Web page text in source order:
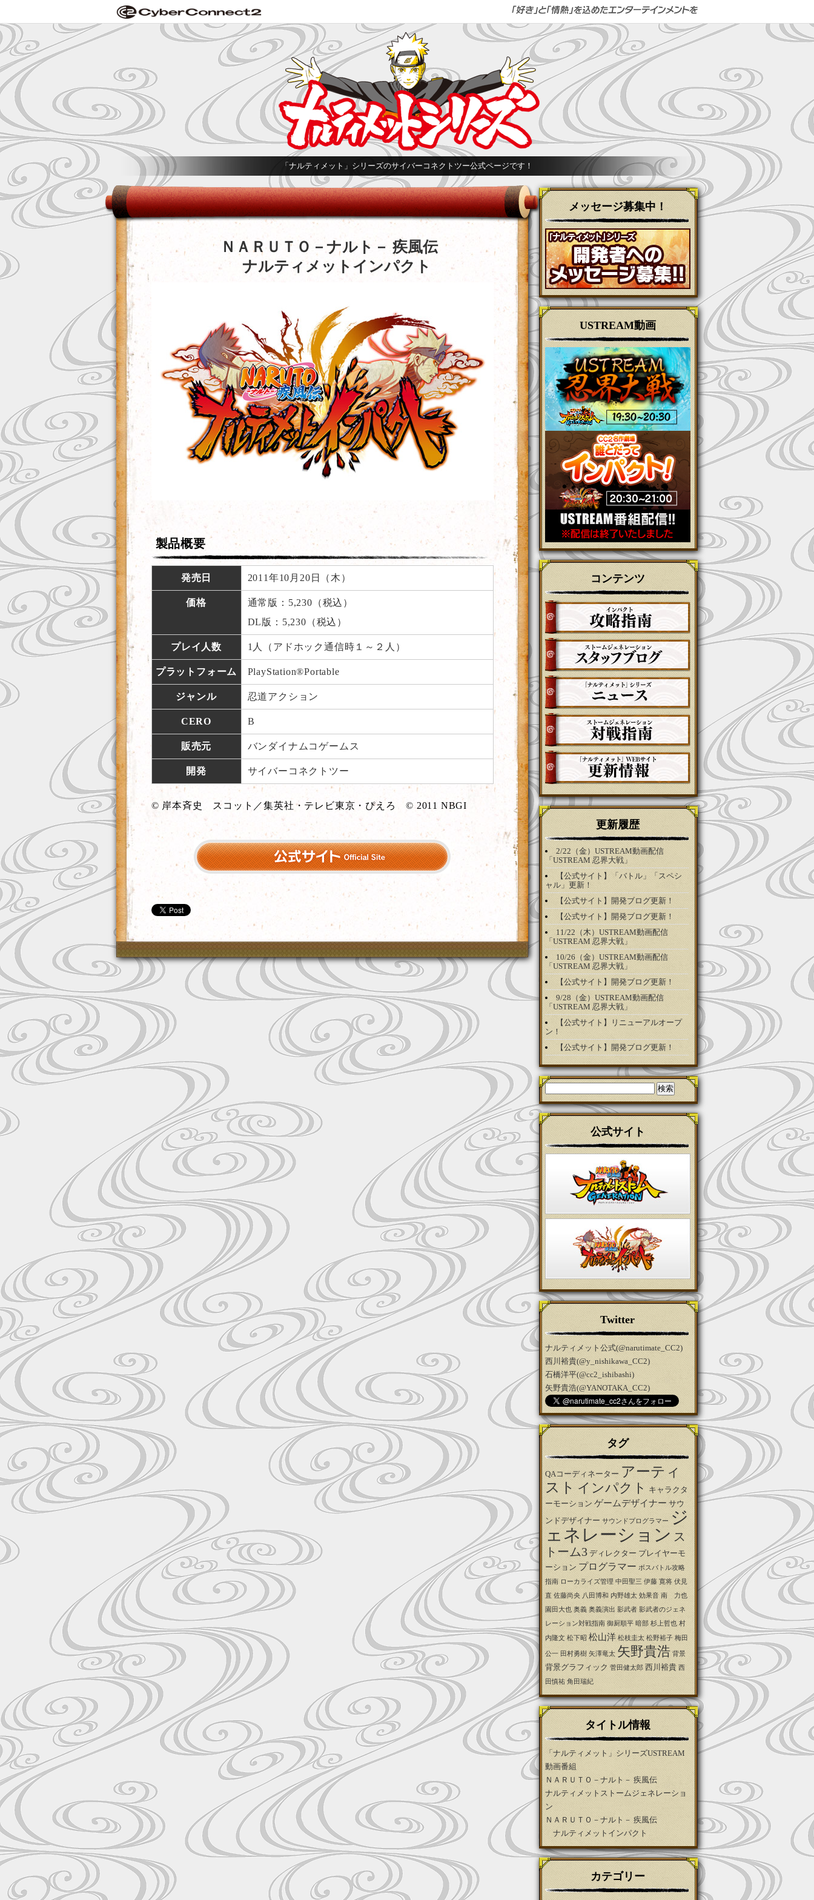
「ナルティメット」シリーズのサイバーコネクトツー公式ページです！
ＮＡＲＵＴＯ－ナルト－ 疾風伝
ナルティメットインパクト
製品概要
発売日 2011年10月20日（木）
価格
通常版：5,230（税込）
DL版：5,230（税込）
プレイ人数 1人（アドホック通信時１～２人）
プラットフォーム PlayStation®Portable
ジャンル 忍道アクション
CERO B
販売元 バンダイナムコゲームス
開発 サイバーコネクトツー
© 岸本斉史 スコット／集英社・テレビ東京・ぴえろ © 2011 NBGI
メッセージ募集中！
USTREAM動画
コンテンツ
更新履歴
2/22（金）USTREAM動画配信
「USTREAM 忍界大戦」
【公式サイト】「バトル」「スペシ
ャル」更新！
【公式サイト】開発ブログ更新！
【公式サイト】開発ブログ更新！
11/22（木）USTREAM動画配信
「USTREAM 忍界大戦」
10/26（金）USTREAM動画配信
「USTREAM 忍界大戦」
【公式サイト】開発ブログ更新！
9/28（金）USTREAM動画配信
「USTREAM 忍界大戦」
【公式サイト】リニューアルオープ
ン！
【公式サイト】開発ブログ更新！
検
索:
公式サイト
Twitter
ナルティメット公式(@narutimate_CC2)
西川裕貴(@y_nishikawa_CC2)
石橋洋平(@cc2_ishibashi)
矢野貴浩(@YANOTAKA_CC2)
タグ
QAコーディネーター アーティ
ストインパクト キャラクタ
ーモーション ゲームデザイナー サウ
ンドデザイナー サウンドプログラマー ジ
ェネレーションス
トーム3 ディレクター プレイヤーモ
ーション プログラマー ボスバトル攻略
指南 ローカライズ管理 中田聖三 伊藤 寛将 伏見
直 佐藤尚央 八田博和 内野雄太 効果音 南 力也
園田大也 奥義 奥義演出 影武者 影武者のジェネ
レーション対戦指南 御厨順平 暗部 杉上哲也 村
内隆文 松下昭 松山洋 松枝圭太 松野裕子 梅田
公一 田村勇樹 矢澤竜太 矢野貴浩 背景
背景グラフィック 菅田健太郎 西川裕貴 西
田慎祐 角田瑞紀
タイトル情報
「ナルティメット」シリーズUSTREAM
動画番組
ＮＡＲＵＴＯ－ナルト－ 疾風伝
ナルティメットストームジェネレーショ
ン
ＮＡＲＵＴＯ－ナルト－ 疾風伝
ナルティメットインパクト
カテゴリー